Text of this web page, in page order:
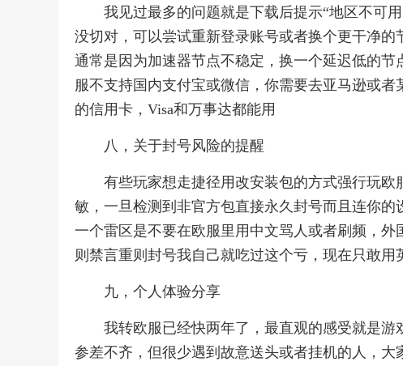
我见过最多的问题就是下载后提示“地区不可
没切对，可以尝试重新登录账号或者换个更干净
通常是因为加速器节点不稳定，换一个延迟低的
服不支持国内支付宝或微信，你需要去亚马逊或
的信用卡，Visa和万事达都能用
八，关于封号风险的提醒
有些玩家想走捷径用改安装包的方式强行玩欧
敏，一旦检测到非官方包直接永久封号而且连你
一个雷区是不要在欧服里用中文骂人或者刷频，
则禁言重则封号我自己就吃过这个亏，现在只敢用
九，个人体验分享
我转欧服已经快两年了，最直观的感受就是
参差不齐，但很少遇到故意送头或者挂机的人，